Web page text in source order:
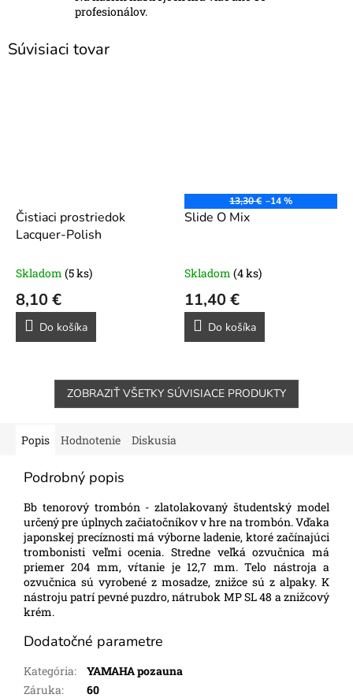
profesionálov.
Súvisiaci tovar
Čistiaci prostriedok
Lacquer-Polish
Skladom (5 ks)
8,10 €
Do košíka
13,30 € –14 %
Slide O Mix
Skladom (4 ks)
11,40 €
Do košíka
ZOBRAZIŤ VŠETKY SÚVISIACE PRODUKTY
Popis Hodnotenie Diskusia
Podrobný popis
Bb tenorový trombón - zlatolakovaný študentský model
určený pre úplnych začiatočníkov v hre na trombón. Vďaka
japonskej precíznosti má výborne ladenie, ktoré začínajúci
trombonisti veľmi ocenia. Stredne veľká ozvučnica má
priemer 204 mm, vŕtanie je 12,7 mm. Telo nástroja a
ozvučnica sú vyrobené z mosadze, znižce sú z alpaky. K
nástroju patrí pevné puzdro, nátrubok MP SL 48 a znižcový
krém.
Dodatočné parametre
Kategória:
YAMAHA pozauna
Záruka:
60